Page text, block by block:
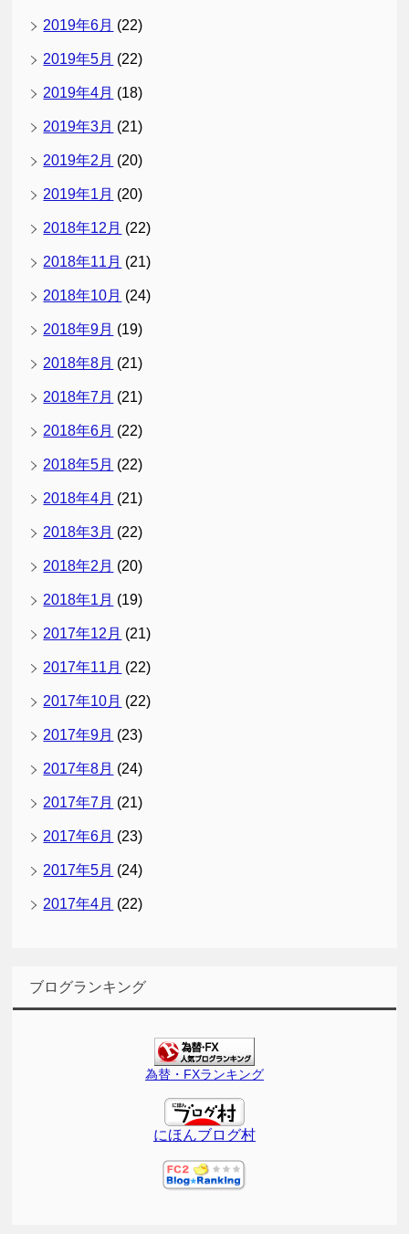
2019年6月 (22)
2019年5月 (22)
2019年4月 (18)
2019年3月 (21)
2019年2月 (20)
2019年1月 (20)
2018年12月 (22)
2018年11月 (21)
2018年10月 (24)
2018年9月 (19)
2018年8月 (21)
2018年7月 (21)
2018年6月 (22)
2018年5月 (22)
2018年4月 (21)
2018年3月 (22)
2018年2月 (20)
2018年1月 (19)
2017年12月 (21)
2017年11月 (22)
2017年10月 (22)
2017年9月 (23)
2017年8月 (24)
2017年7月 (21)
2017年6月 (23)
2017年5月 (24)
2017年4月 (22)
ブログランキング
為替・FXランキング
にほんブログ村